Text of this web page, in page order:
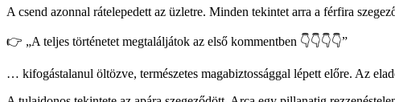
A csend azonnal rátelepedett az üzletre. Minden tekintet arra a férfira
👉 „A teljes történetet megtaláljátok az első kommentben 👇👇👇👇”
… kifogástalanul öltözve, természetes magabiztossággal lépett előre. Az